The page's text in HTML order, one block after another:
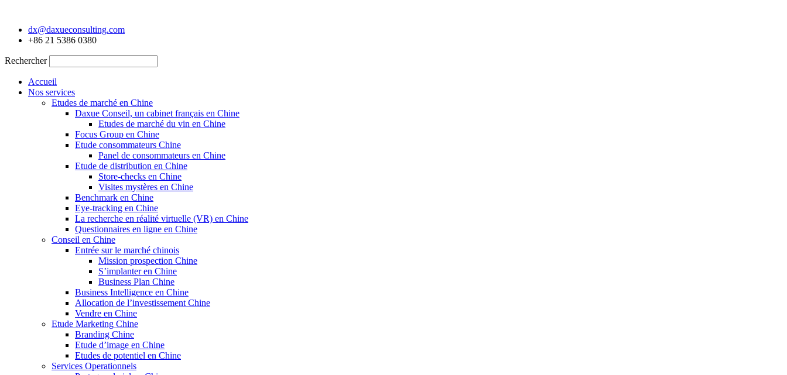
contenudx@daxueconsulting.com
+86 21 5386 0380
Rechercher
Accueil
Nos services
Etudes de marché en Chine
Daxue Conseil, un cabinet français en Chine
Etudes de marché du vin en Chine
Focus Group en Chine
Etude consommateurs Chine
Panel de consommateurs en Chine
Etude de distribution en Chine
Store-checks en Chine
Visites mystères en Chine
Benchmark en Chine
Eye-tracking en Chine
La recherche en réalité virtuelle (VR) en Chine
Questionnaires en ligne en Chine
Conseil en Chine
Entrée sur le marché chinois
Mission prospection Chine
S’implanter en Chine
Business Plan Chine
Business Intelligence en Chine
Allocation de l’investissement Chine
Vendre en Chine
Etude Marketing Chine
Branding Chine
Etude d’image en Chine
Etudes de potentiel en Chine
Services Operationnels